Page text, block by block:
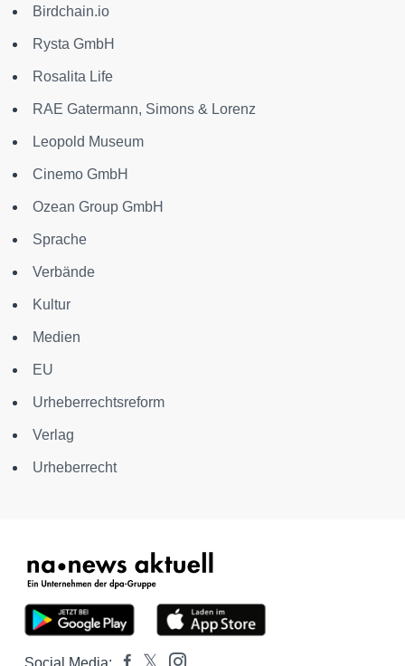
Birdchain.io
Rysta GmbH
Rosalita Life
RAE Gatermann, Simons & Lorenz
Leopold Museum
Cinemo GmbH
Ozean Group GmbH
Sprache
Verbände
Kultur
Medien
EU
Urheberrechtsreform
Verlag
Urheberrecht